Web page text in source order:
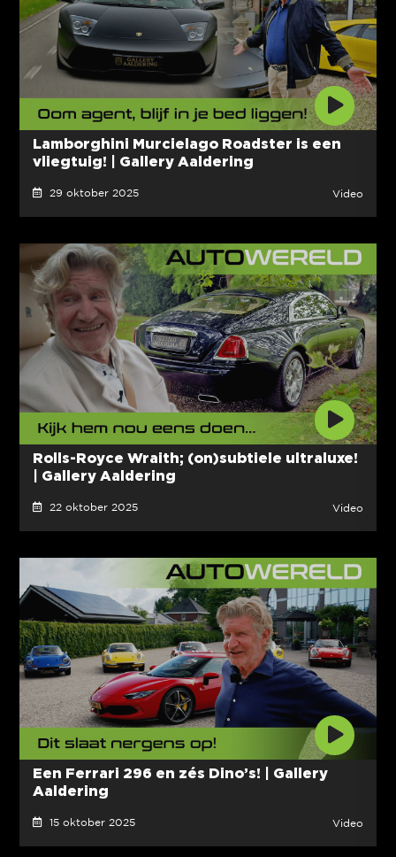
Lamborghini Murcielago Roadster is een
vliegtuig! | Gallery Aaldering
29 oktober 2025 Video
Rolls-Royce Wraith; (on)subtiele ultraluxe!
| Gallery Aaldering
22 oktober 2025 Video
Een Ferrari 296 en zés Dino’s! | Gallery
Aaldering
15 oktober 2025 Video